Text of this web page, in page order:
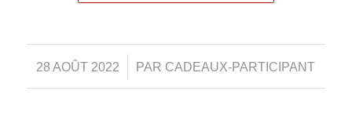
28 AOÛT 2022
/ PAR CADEAUX-PARTICIPANT